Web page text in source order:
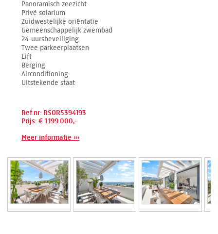
Panoramisch zeezicht
Privé solarium
Zuidwestelijke oriëntatie
Gemeenschappelijk zwembad
24-uursbeveiliging
Twee parkeerplaatsen
Lift
Berging
Airconditioning
Uitstekende staat
Ref.nr: RSOR5394193
Prijs: € 1.199.000,-
Meer informatie ›››